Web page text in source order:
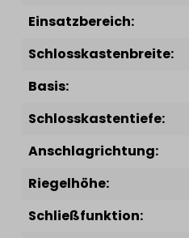
Einsatzbereich:
Schlosskastenbreite:
Basis:
Schlosskastentiefe:
Anschlagrichtung:
Riegelhöhe:
Schließfunktion: